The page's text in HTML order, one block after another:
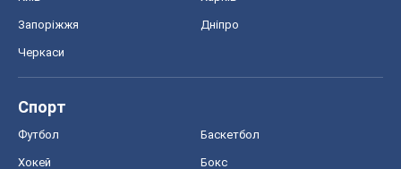
Запоріжжя Дніпро
Черкаси
Спорт
Футбол Баскетбол
Хокей Бокс